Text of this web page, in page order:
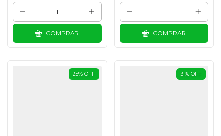
COMPRAR COMPRAR
25% OFF 31% OFF